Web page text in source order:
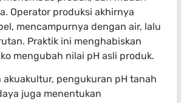
Operator produksi akhirnya
mencampurnya dengan air, lalu
Praktik ini menghabiskan
mengubah nilai pH asli produk.
akuakultur, pengukuran pH tanah
juga menentukan